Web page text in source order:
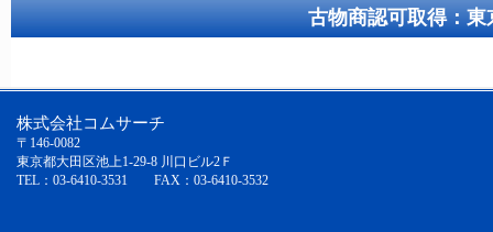
古物商認可取得：
株式会社コムサーチ
〒146-0082
東京都大田区池上1-29-8 川口ビル2Ｆ
TEL：03-6410-3531 FAX：03-6410-3532